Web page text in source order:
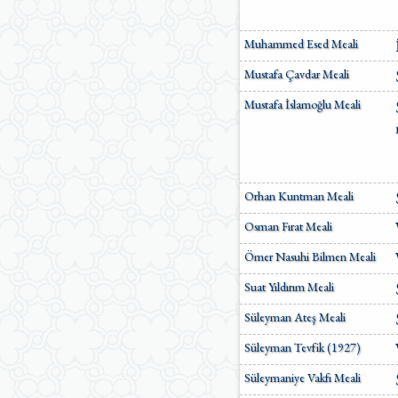
Muhammed Esed Meali
Mustafa Çavdar Meali
Mustafa İslamoğlu Meali
Orhan Kuntman Meali
Osman Fırat Meali
Ömer Nasuhi Bilmen Meali
Suat Yıldırım Meali
Süleyman Ateş Meali
Süleyman Tevfik (1927)
Süleymaniye Vakfı Meali